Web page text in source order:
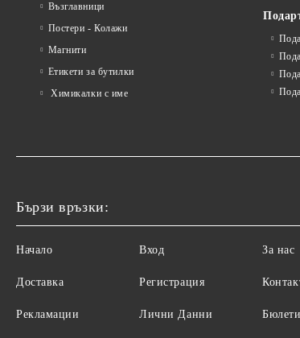
Възглавници
Постери - Колажи
Магнити
Етикети за бутилки
Химикалки с име
Бързи връзки:
Начало
Доставка
Рекламации
Вход
Регистрация
Лични Данни
За нас